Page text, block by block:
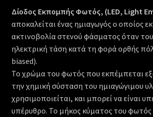
Δίοδος Εκπομπής Φωτός, (LED, Light
αποκαλείται ένας ημιαγωγός ο οποίος
ακτινοβολία στενού φάσματος όταν
ηλεκτρική τάση κατά τη φορά ορθής
biased).
Το χρώμα του φωτός που εκπέμπεται
την χημική σύσταση του ημιαγώγιμου
χρησιμοποιείται, και μπορεί να είναι
υπέρυθρο. Το μήκος κύματος του